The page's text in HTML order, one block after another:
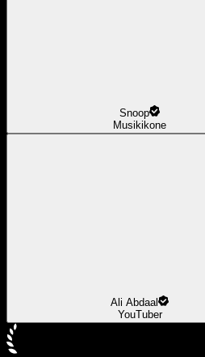
Snoop
Musikikone
Ali Abdaal
YouTuber